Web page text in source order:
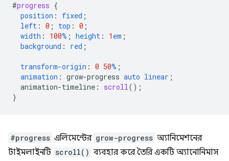
#progress {
position : fixed ;
left : 0 ; top : 0 ;
width : 100% ; height : 1 em ;
background : red ;
transform-origin : 0 50% ;
animation : grow-progress auto linear ;
animation-timeline : scroll();
}
#progress এলিমেন্টের grow-progress অ্যানিমেশনের
টাইমলাইনটি scroll() ব্যবহার করে তৈরি একটি অ্যানোনিমাস